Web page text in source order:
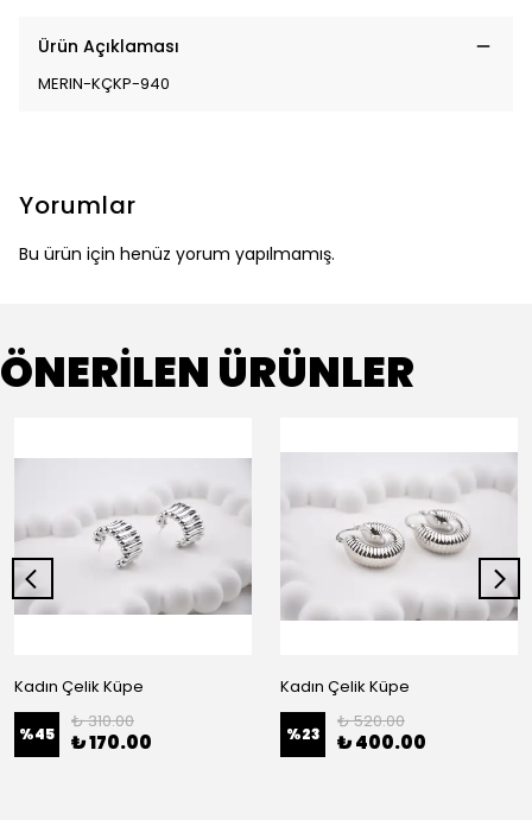
Ürün Açıklaması
MERIN-KÇKP-940
Yorumlar
Bu ürün için henüz yorum yapılmamış.
ÖNERİLEN ÜRÜNLER
Kadın Çelik Küpe
%45
₺ 310.00
₺ 170.00
Kadın Çelik Küpe
%23
₺ 520.00
₺ 400.00